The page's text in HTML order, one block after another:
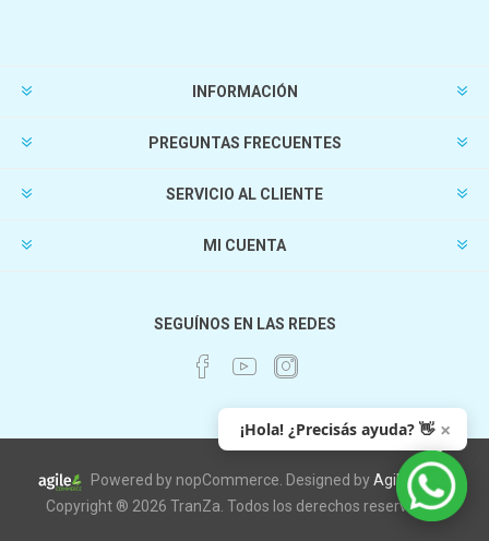
INFORMACIÓN
PREGUNTAS FRECUENTES
SERVICIO AL CLIENTE
MI CUENTA
SEGUÍNOS EN LAS REDES
Powered by nopCommerce. Designed byAgileWorks
Copyright ® 2026 TranZa. Todos los derechos reservados.
¡Hola! ¿Precisás ayuda? 👋 ×